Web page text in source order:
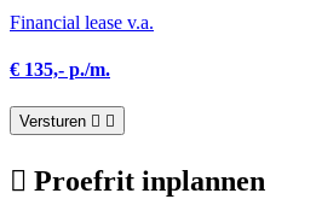
Financial lease v.a.
€ 135,- p./m.
Versturen
Proefrit inplannen